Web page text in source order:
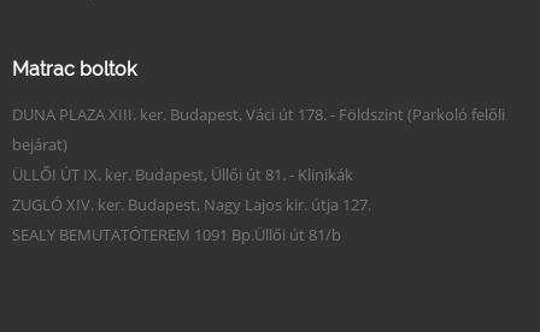
Matrac boltok
DUNA PLAZA XIII. ker. Budapest, Váci út 178. - Földszint (Parkoló felőli
bejárat)
ÜLLŐI ÚT IX. ker. Budapest, Üllői út 81. - Klinikák
ZUGLÓ XIV. ker. Budapest, Nagy Lajos kir. útja 127.
SEALY BEMUTATÓTEREM 1091 Bp.Üllői út 81/b